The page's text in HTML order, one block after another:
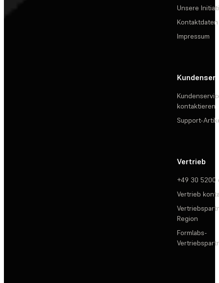
Unsere
Kontaktdaten
Impressum
kontaktieren
Support-
Vertrieb
+49 30 5200
Vertrieb
Region
Formlabs-